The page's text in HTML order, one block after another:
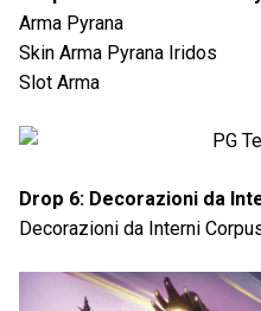
Arma Pyrana
Skin Arma Pyrana Iridos
Slot Arma
Drop 6: Decorazioni da
Decorazioni da Interni